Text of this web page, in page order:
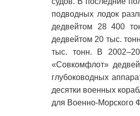
подводных лодок
дедвейтом 28 400
дедвейтом 20 тыс.
тыс. тонн. В
«Совкомфлот»
глубоководных
десятки военных
для Военно-Морского